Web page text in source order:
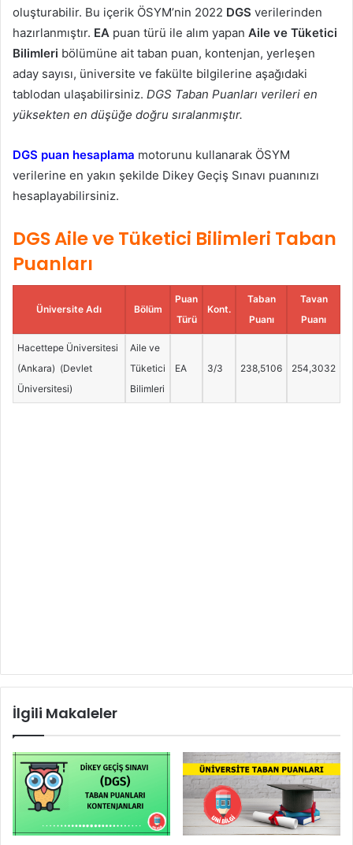
oluşturabilir. Bu içerik ÖSYM’nin 2022 DGS verilerinden
hazırlanmıştır. EA puan türü ile alım yapan Aile ve Tüketici
Bilimleri bölümüne ait taban puan, kontenjan, yerleşen
aday sayısı, üniversite ve fakülte bilgilerine aşağıdaki
tablodan ulaşabilirsiniz. DGS Taban Puanları verileri en
yüksekten en düşüğe doğru sıralanmıştır.
DGS puan hesaplama motorunu kullanarak ÖSYM
verilerine en yakın şekilde Dikey Geçiş Sınavı puanınızı
hesaplayabilirsiniz.
DGS Aile ve Tüketici Bilimleri Taban
Puanları
Üniversite Adı Bölüm
Puan
Türü
Kont.
Taban
Puanı
Tavan
Puanı
Hacettepe Üniversitesi
(Ankara) (Devlet
Üniversitesi)
Aile ve
Tüketici
Bilimleri
EA 3/3 238,5106 254,3032
İlgili Makaleler